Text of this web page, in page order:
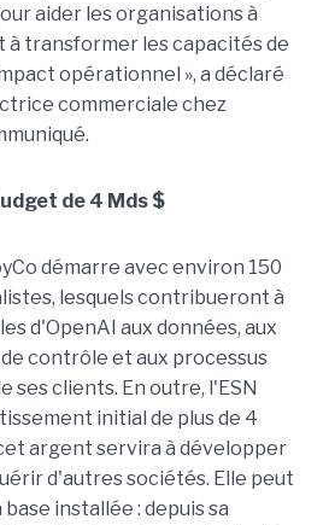
aider les organisations à
transformer les capacités de
opérationnel », a déclaré
commerciale chez
de 4 Mds $
démarre avec environ 150
lesquels contribueront à
d'OpenAI aux données, aux
contrôle et aux processus
ses clients. En outre, l'ESN
initial de plus de 4
argent servira à développer
d'autres sociétés. Elle peut
installée : depuis sa